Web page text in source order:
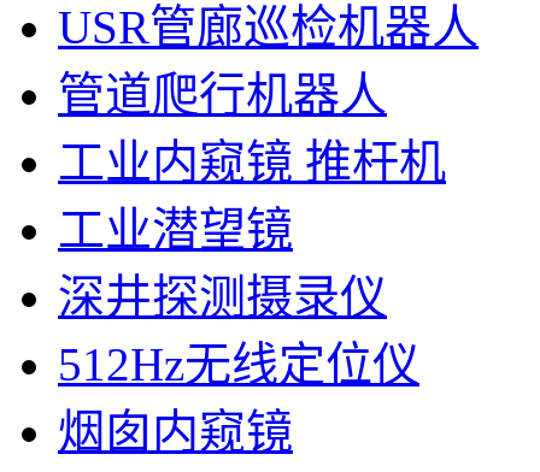
USR管廊巡检机器人
管道爬行机器人
工业内窥镜 推杆机
工业潜望镜
深井探测摄录仪
512Hz无线定位仪
烟囱内窥镜